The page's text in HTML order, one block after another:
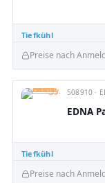
Tiefkühl
Preise nach
Tiefkühl
508910 ·
EDNA
Preise nach